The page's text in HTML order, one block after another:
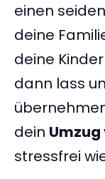
einen
deine
deine
dann lass
dein Umzug
stressfrei